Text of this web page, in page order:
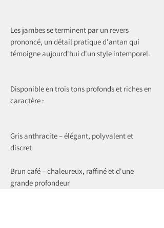
Les jambes se terminent par un revers
prononcé, un détail pratique d'antan qui
témoigne aujourd'hui d'un style intemporel.
Disponible en trois tons profonds et riches en
caractère :
Gris anthracite – élégant, polyvalent et
discret
Brun café – chaleureux, raffiné et d'une
grande profondeur